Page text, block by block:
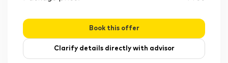
Book this offer
Clarify details directly with advisor